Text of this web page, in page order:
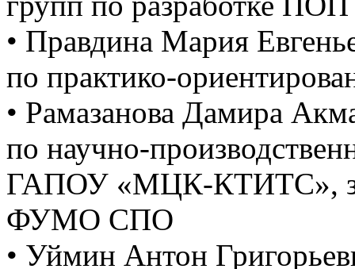
• Правдина Мария
по практико-
• Рамазанова Дамира
по научно-
ГАПОУ «МЦК-КТИТС»,
ФУМО СПО
• Уймин Антон